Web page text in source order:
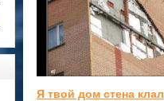
Я твой дом стена клал